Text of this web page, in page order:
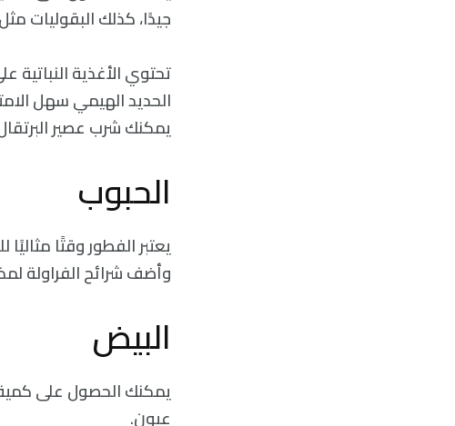
جيدًا، كذلك البقوليات
تحتوي الأغذية
الحديد الهيمي سهل
يمكنك شرب عصير
الحبوب
يعتبر الفطور وقتًا
وأضف شرائح الفراولة
البيض
يمكنك الحصول على
عيون.